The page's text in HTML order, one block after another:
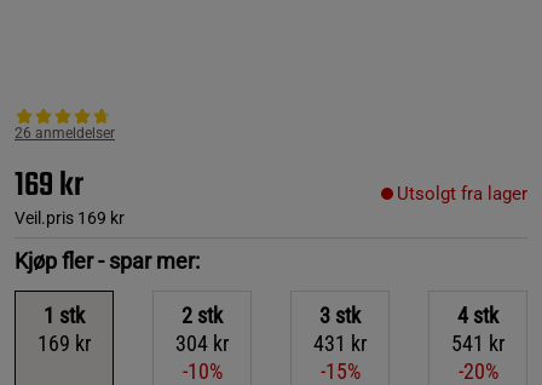
26 anmeldelser
169 kr
Veil.pris 169 kr
Utsolgt fra lager
Kjøp fler - spar mer:
1 stk
169 kr
2 stk
304 kr
-10%
3 stk
431 kr
-15%
4 stk
541 kr
-20%